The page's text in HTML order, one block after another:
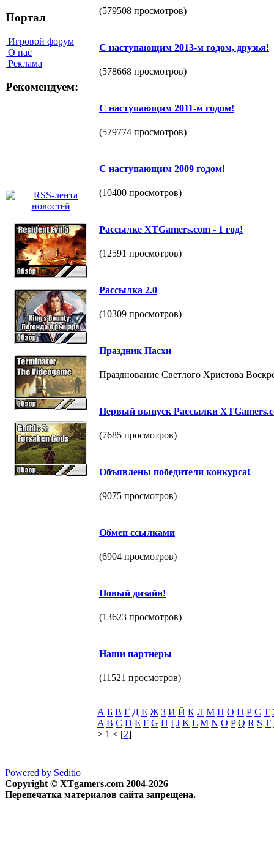
Портал
Игровой форум
О нас
Реклама
Рекомендуем:
(579508 просмотров)
С наступающим 2013-м годом, друзья!
(578668 просмотров)
С наступающим 2011-м годом!
(579774 просмотров)
С наступающим 2009 годом!
(10400 просмотров)
Рассылке XTGamers.com - 1 год!
(12591 просмотров)
Рассылка 2.0
(10309 просмотров)
Праздник Пасхи
Празднование Светлого Христова
Первый выпуск Рассылки
(7685 просмотров)
Объявлены победители конкурса!
(9075 просмотров)
Обмен ссылками
(6904 просмотров)
Новый дизайн!
(13623 просмотров)
Наши партнеры
(11521 просмотров)
А Б В Г Д Е Ж З И Й К Л М Н О П Р С Т
A B C D E F G H I J K L M N O P Q R S T
> 1 < [2]
Powered by Seditio
Copyright © XTgamers.com 2004-2026
Перепечатка материалов сайта запрещена.